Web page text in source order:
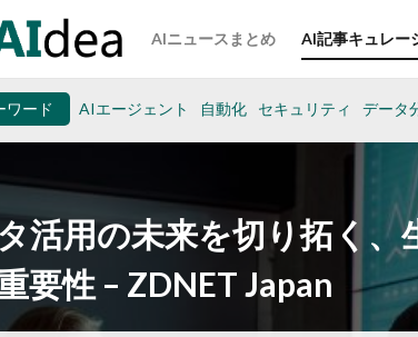
AIニュースまとめ AI記事キュレー
ワード AIエージェント 自動化 セキュリティ データ
活用の未来を切り拓く、
要性 – ZDNET Japan